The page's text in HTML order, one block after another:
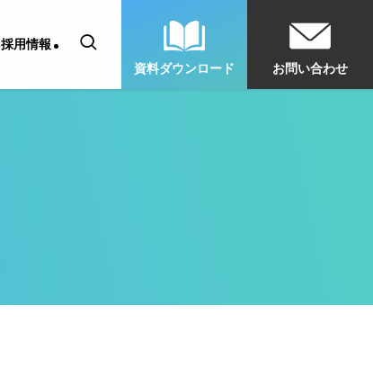
採用情報
資料ダウンロード
お問い合わせ